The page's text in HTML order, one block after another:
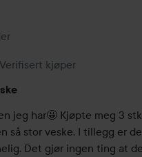
ble opprettet 2 måneder
Verifisert kjøper
jeg har🤩 Kjøpte meg 3
så stor veske. I tillegg er
Det gjør ingen ting at